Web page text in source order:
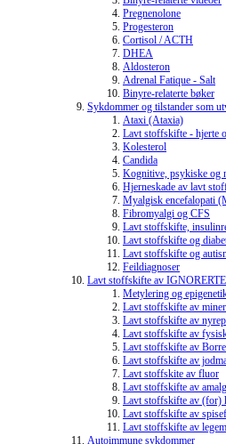
Pregnenolone
Progesteron
Cortisol / ACTH
DHEA
Aldosteron
Adrenal Fatique - Salt
Binyre-relaterte bøker
Sykdommer og tilstander som
Ataxi (Ataxia)
Lavt stoffskifte - hjerte
Kolesterol
Candida
Kognitive, psykiske og
Hjerneskade av lavt
Myalgisk encefalopati
Fibromyalgi og CFS
Lavt stoffskifte,
Lavt stoffskifte og
Lavt stoffskifte og
Feildiagnoser
Lavt stoffskifte av
Metylering og
Lavt stoffskifte av
Lavt stoffskifte av
Lavt stoffskifte av
Lavt stoffskifte av
Lavt stoffskifte av
Lavt stoffskite av fluor
Lavt stoffskifte av
Lavt stoffskifte av (for)
Lavt stoffskifte av
Lavt stoffskifte av
Autoimmune sykdommer